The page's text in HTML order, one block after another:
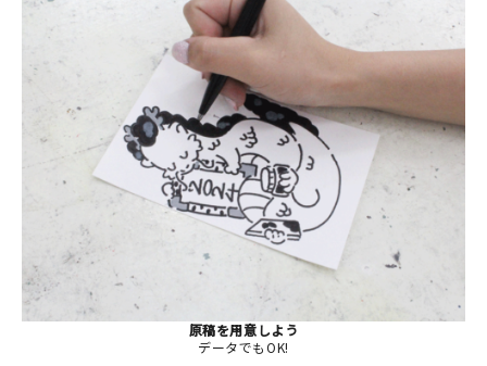
お問い合わせ
原稿を用意しよう
データでもOK!